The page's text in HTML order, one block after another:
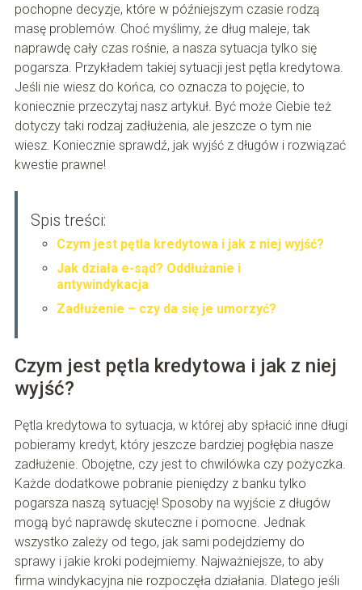
pochopne decyzje, które w późniejszym czasie rodzą
masę problemów. Choć myślimy, że dług maleje, tak
naprawdę cały czas rośnie, a nasza sytuacja tylko się
pogarsza. Przykładem takiej sytuacji jest pętla kredytowa.
Jeśli nie wiesz do końca, co oznacza to pojęcie, to
koniecznie przeczytaj nasz artykuł. Być może Ciebie też
dotyczy taki rodzaj zadłużenia, ale jeszcze o tym nie
wiesz. Koniecznie sprawdź, jak wyjść z długów i rozwiązać
kwestie prawne!
Spis treści:
Czym jest pętla kredytowa i jak z niej wyjść?
Jak działa e-sąd? Oddłużanie i
antywindykacja
Zadłużenie – czy da się je umorzyć?
Czym jest pętla kredytowa i jak z niej
wyjść?
Pętla kredytowa to sytuacja, w której aby spłacić inne długi
pobieramy kredyt, który jeszcze bardziej pogłębia nasze
zadłużenie. Obojętne, czy jest to chwilówka czy pożyczka.
Każde dodatkowe pobranie pieniędzy z banku tylko
pogarsza naszą sytuację! Sposoby na wyjście z długów
mogą być naprawdę skuteczne i pomocne. Jednak
wszystko zależy od tego, jak sami podejdziemy do
sprawy i jakie kroki podejmiemy. Najważniejsze, to aby
firma windykacyjna nie rozpoczęła działania. Dlatego jeśli